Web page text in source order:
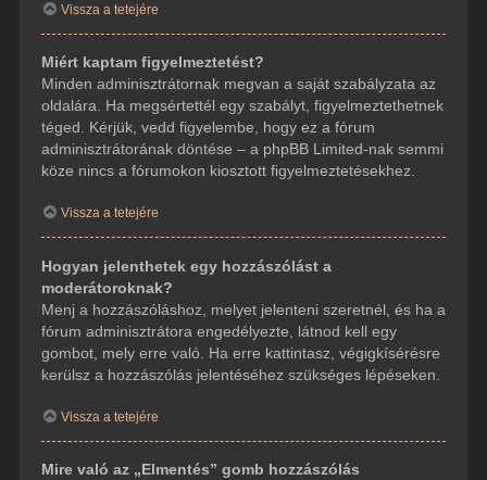
Vissza a tetejére
Miért kaptam figyelmeztetést?
Minden adminisztrátornak megvan a saját szabályzata az
oldalára. Ha megsértettél egy szabályt, figyelmeztethetnek
téged. Kérjük, vedd figyelembe, hogy ez a fórum
adminisztrátorának döntése – a phpBB Limited-nak semmi
köze nincs a fórumokon kiosztott figyelmeztetésekhez.
Vissza a tetejére
Hogyan jelenthetek egy hozzászólást a
moderátoroknak?
Menj a hozzászóláshoz, melyet jelenteni szeretnél, és ha a
fórum adminisztrátora engedélyezte, látnod kell egy
gombot, mely erre való. Ha erre kattintasz, végigkísérésre
kerülsz a hozzászólás jelentéséhez szükséges lépéseken.
Vissza a tetejére
Mire való az „Elmentés” gomb hozzászólás